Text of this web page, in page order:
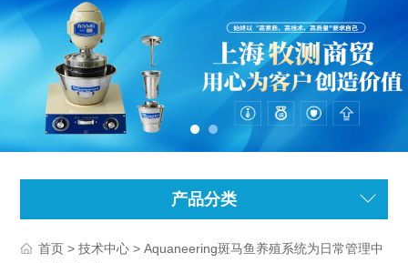
产品分类
首页 >技术中心 > Aquaneering斑马鱼养殖系统为日常管理中